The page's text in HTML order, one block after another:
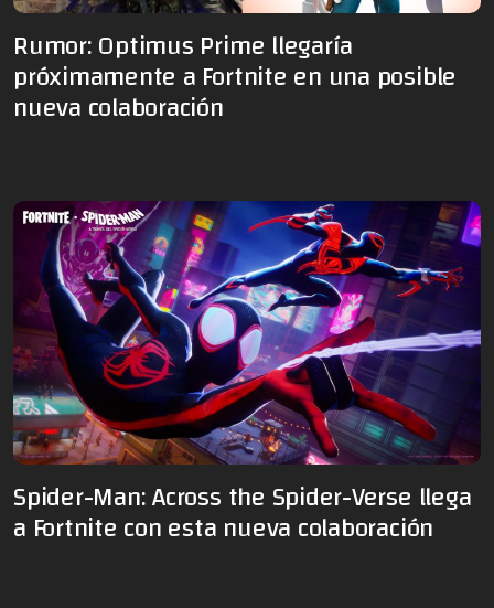
Rumor: Optimus Prime llegaría
próximamente a Fortnite en una posible
nueva colaboración
Spider-Man: Across the Spider-Verse llega
a Fortnite con esta nueva colaboración